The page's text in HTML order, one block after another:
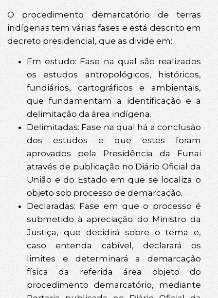
O procedimento demarcatório de terras
indígenas tem várias fases e está descrito em
decreto presidencial, que as divide em:
Em estudo: Fase na qual são realizados
os estudos antropológicos, históricos,
fundiários, cartográficos e ambientais,
que fundamentam a identificação e a
delimitação da área indígena.
Delimitadas: Fase na qual há a conclusão
dos estudos e que estes foram
aprovados pela Presidência da Funai
através de publicação no Diário Oficial da
União e do Estado em que se localiza o
objeto sob processo de demarcação.
Declaradas: Fase em que o processo é
submetido à apreciação do Ministro da
Justiça, que decidirá sobre o tema e,
caso entenda cabível, declarará os
limites e determinará a demarcação
física da referida área objeto do
procedimento demarcatório, mediante